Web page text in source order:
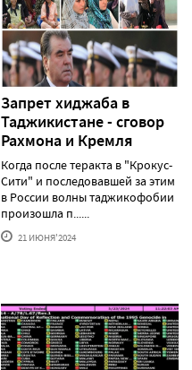
Запрет хиджаба в
Таджикистане - сговор
Рахмона и Кремля
Когда после теракта в "Крокус-
Сити" и последовавшей за этим
в России волны таджикофобии
произошла п......
21 ИЮНЯ'2024